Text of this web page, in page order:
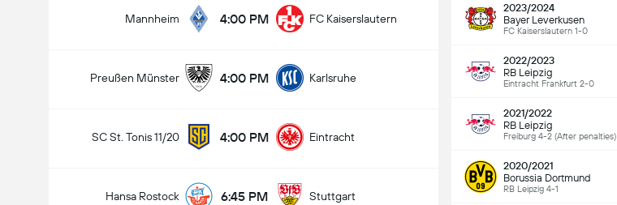
Mannheim 4:00 PM FC Kaiserslautern
Preußen Münster 4:00 PM Karlsruhe
SC St. Tonis 11/20 4:00 PM Eintracht
Hansa Rostock 6:45 PM Stuttgart
2023/2024
Bayer Leverkusen
FC Kaiserslautern 1-0
2022/2023
RB Leipzig
Eintracht Frankfurt 2-0
2021/2022
RB Leipzig
Freiburg 4-2 (After penalties)
2020/2021
Borussia Dortmund
RB Leipzig 4-1